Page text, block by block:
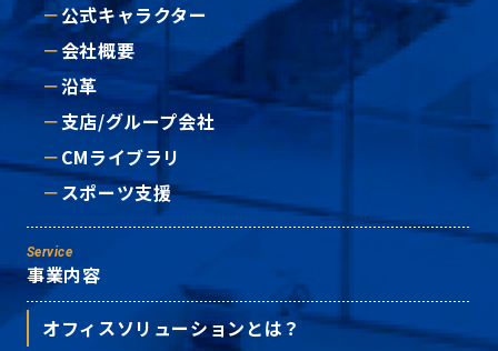
公式キャラクター
会社概要
沿革
支店/グループ会社
CMライブラリ
スポーツ支援
Service
事業内容
オフィスソリューションとは？